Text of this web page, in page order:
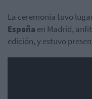
La ceremonia tuvo
España en Madrid,
edición, y estuvo